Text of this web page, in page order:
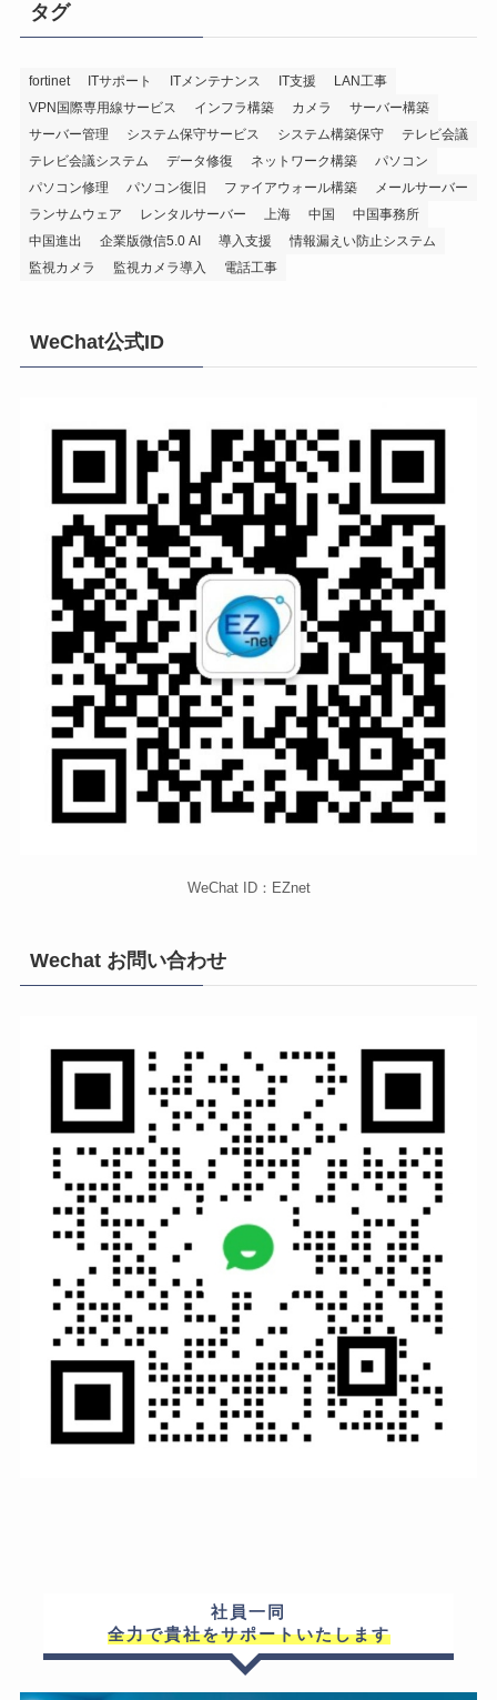
タグ
fortinet ITサポート ITメンテナンス IT支援
LAN工事
VPN国際専用線サービス
インフラ構築 カメラ
サーバー構築
サーバー管理
システム保守サービス システム構築保守
テレビ会議
テレビ会議システム
データ修復 ネットワーク構築
パソコン
パソコン修理
パソコン復旧 ファイアウォール構築
メールサーバー
ランサムウェア
レンタルサーバー 上海 中国
中国事務所
中国進出
企業版微信5.0 AI 導入支援
情報漏えい防止システム
監視カメラ
監視カメラ導入 電話工事
WeChat公式ID
WeChat ID：EZnet
Wechat お問い合わせ
社員一同
全力で貴社をサポートいたします